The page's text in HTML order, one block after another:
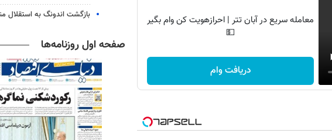
معامله سریع در آبان تتر | احرازهویت کن وام بگیر
💵
دریافت وام
بازگشت اندونگ به استقلال
صفحه اول روزنامه‌ها